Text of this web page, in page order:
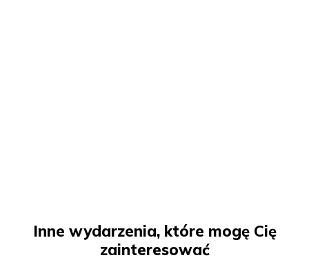
Inne wydarzenia, które mogę Cię
zainteresować